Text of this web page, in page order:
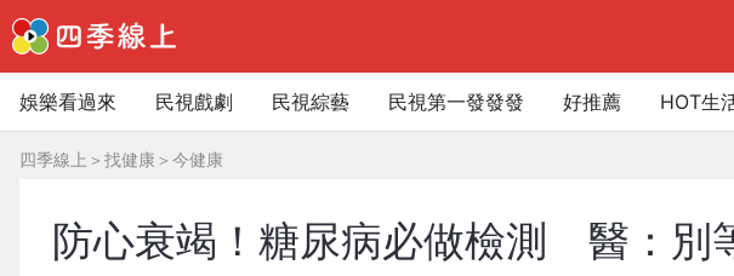
娛樂看過來 民視戲劇 民視綜藝 民視第一發發發 好推薦 HOT生
四季線上 ＞ 找健康＞ 今健康
防心衰竭！糖尿病必做檢測 醫：別